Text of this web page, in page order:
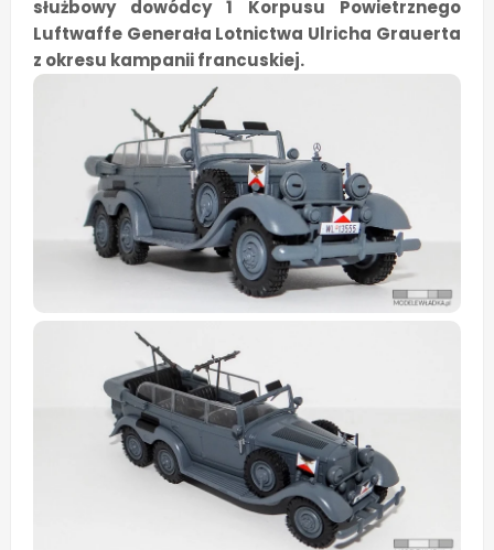
służbowy dowódcy 1 Korpusu Powietrznego
Luftwaffe Generała Lotnictwa Ulricha Grauerta
z okresu kampanii francuskiej.